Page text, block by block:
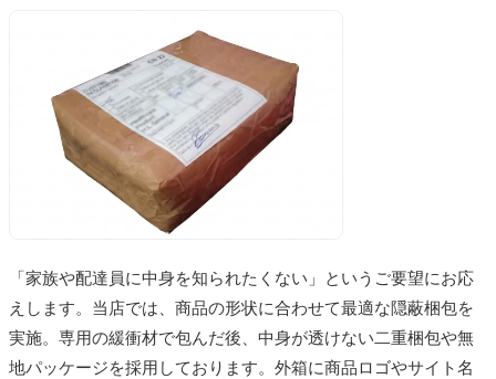
「家族や配達員に中身を知られたくない」というご要望にお応
えします。当店では、商品の形状に合わせて最適な隠蔽梱包を
実施。専用の緩衝材で包んだ後、中身が透けない二重梱包や無
地パッケージを採用しております。外箱に商品ロゴやサイト名